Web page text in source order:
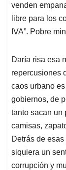
venden
libre para los
IVA”. Pobre
Daría risa esa
repercusiones
caos urbano
gobiernos, de
tanto sacan un
camisas,
Detrás de
siquiera un
corrupción y